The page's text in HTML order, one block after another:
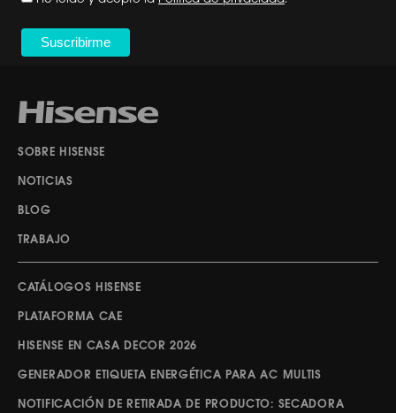
SOBRE HISENSE
NOTICIAS
BLOG
TRABAJO
CATÁLOGOS HISENSE
PLATAFORMA CAE
HISENSE EN CASA DECOR 2026
GENERADOR ETIQUETA ENERGÉTICA PARA AC MULTIS
NOTIFICACIÓN DE RETIRADA DE PRODUCTO: SECADORA